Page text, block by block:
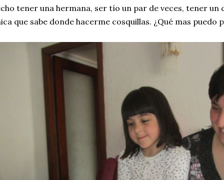
tener una hermana, ser tío un par de veces, tener un
que sabe donde hacerme cosquillas. ¿Qué mas puedo